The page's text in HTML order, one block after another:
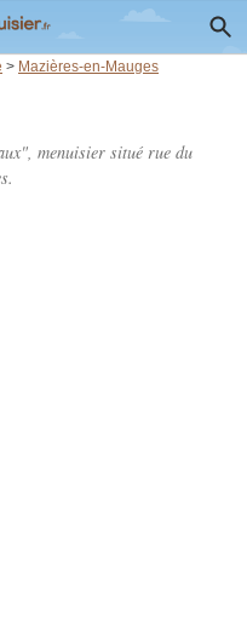
> Mazières-en-Mauges
menuisier situé rue du